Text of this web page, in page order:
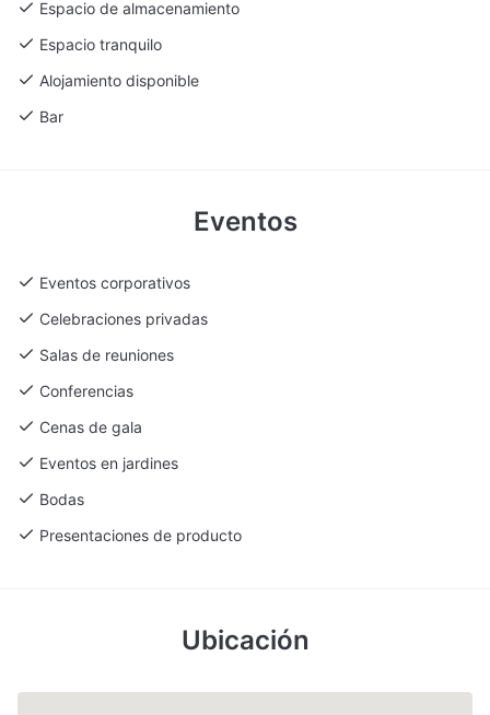
tecnología de punta y un lujoso spa, este venue se posiciona
como el escenario perfecto para eventos de cualquier índole en
la región de Valencia.
Espacio de almacenamiento
Espacio tranquilo
Alojamiento disponible
Bar
Eventos
Eventos corporativos
Celebraciones privadas
Salas de reuniones
Conferencias
Cenas de gala
Eventos en jardines
Bodas
Presentaciones de producto
Ubicación